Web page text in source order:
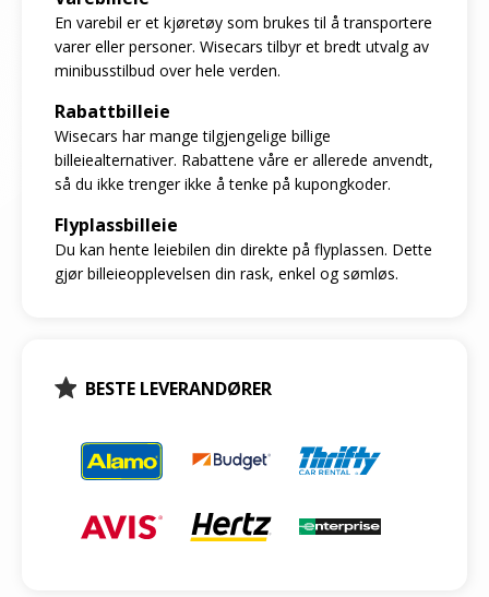
En varebil er et kjøretøy som brukes til å transportere
varer eller personer. Wisecars tilbyr et bredt utvalg av
minibusstilbud over hele verden.
Rabattbilleie
Wisecars har mange tilgjengelige billige
billeiealternativer. Rabattene våre er allerede anvendt,
så du ikke trenger ikke å tenke på kupongkoder.
Flyplassbilleie
Du kan hente leiebilen din direkte på flyplassen. Dette
gjør billeieopplevelsen din rask, enkel og sømløs.
BESTE LEVERANDØRER